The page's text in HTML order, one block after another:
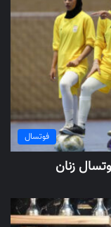
فوتسال
زنان